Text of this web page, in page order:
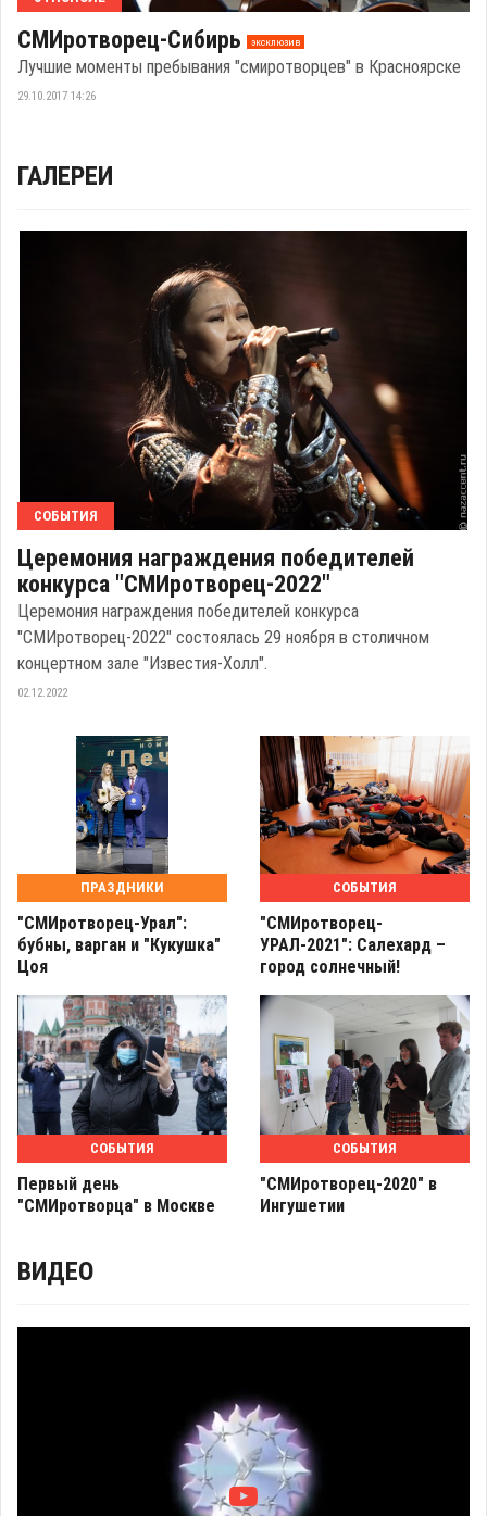
СМИротворец-Сибирь эксклюзив
Лучшие моменты пребывания "смиротворцев" в Красноярске
29.10.2017 14:26
ГАЛЕРЕИ
СОБЫТИЯ
Церемония награждения победителей
конкурса "СМИротворец-2022"
Церемония награждения победителей конкурса
"СМИротворец-2022" состоялась 29 ноября в столичном
концертном зале "Известия-Холл".
02.12.2022
ПРАЗДНИКИ
"СМИротворец-Урал":
бубны, варган и "Кукушка"
Цоя
СОБЫТИЯ
"СМИротворец-
УРАЛ-2021": Салехард –
город солнечный!
СОБЫТИЯ
Первый день
"СМИротворца" в Москве
СОБЫТИЯ
"СМИротворец-2020" в
Ингушетии
ВИДЕО